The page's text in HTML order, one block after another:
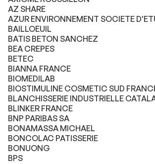
AZ SHARE
AZUR ENVIRONNEMENT SOCIETE
BAILLOEUIL
BATIS BETON SANCHEZ
BEA CREPES
BETEC
BIANNA FRANCE
BIOMEDILAB
BIOSTIMULINE COSMETIC SUD
BLANCHISSERIE INDUSTRIELLE
BLINKER FRANCE
BNP PARIBAS SA
BONAMASSA MICHAEL
BONCOLAC PATISSERIE
BONUONG
BPS